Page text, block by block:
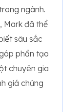
ngành.
Mark đã thể
sâu sắc
phần tạo
chuyên gia
giá chứng